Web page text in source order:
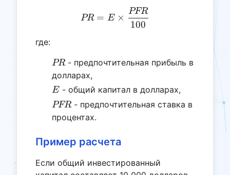
PR = E \times
PR = E ×
100
PFR
где:
PR
PR- предпочтительная прибыль в
долларах,
E
E - общий капитал в долларах,
PFR
PFR- предпочтительная ставка в
процентах.
Пример расчета
Если общий инвестированный